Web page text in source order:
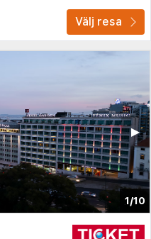
Välj resa
1/10
▶︎